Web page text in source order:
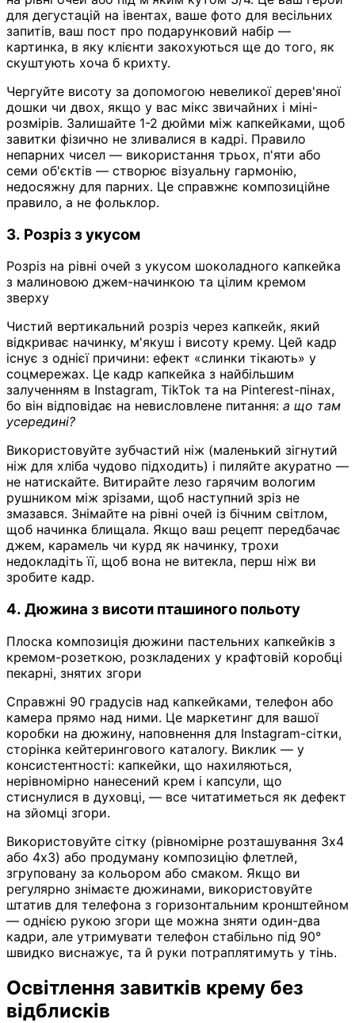
для дегустацій на івентах, ваше фото для весільних
запитів, ваш пост про подарунковий набір —
картинка, в яку клієнти закохуються ще до того, як
скуштують хоча б крихту.
Чергуйте висоту за допомогою невеликої дерев'яної
дошки чи двох, якщо у вас мікс звичайних і міні-
розмірів. Залишайте 1-2 дюйми між капкейками, щоб
завитки фізично не зливалися в кадрі. Правило
непарних чисел — використання трьох, п'яти або
семи об'єктів — створює візуальну гармонію,
недосяжну для парних. Це справжнє композиційне
правило, а не фольклор.
3. Розріз з укусом
Розріз на рівні очей з укусом шоколадного капкейка
з малиновою джем-начинкою та цілим кремом
зверху
Чистий вертикальний розріз через капкейк, який
відкриває начинку, м'якуш і висоту крему. Цей кадр
існує з однієї причини: ефект «слинки тікають» у
соцмережах. Це кадр капкейка з найбільшим
залученням в Instagram, TikTok та на Pinterest-пінах,
бо він відповідає на невисловлене питання: а що там
усередині?
Використовуйте зубчастий ніж (маленький зігнутий
ніж для хліба чудово підходить) і пиляйте акуратно —
не натискайте. Витирайте лезо гарячим вологим
рушником між зрізами, щоб наступний зріз не
змазався. Знімайте на рівні очей із бічним світлом,
щоб начинка блищала. Якщо ваш рецепт передбачає
джем, карамель чи курд як начинку, трохи
недокладіть її, щоб вона не витекла, перш ніж ви
зробите кадр.
4. Дюжина з висоти пташиного польоту
Плоска композиція дюжини пастельних капкейків з
кремом-розеткою, розкладених у крафтовій коробці
пекарні, знятих згори
Справжні 90 градусів над капкейками, телефон або
камера прямо над ними. Це маркетинг для вашої
коробки на дюжину, наповнення для Instagram-сітки,
сторінка кейтерингового каталогу. Виклик — у
консистентності: капкейки, що нахиляються,
нерівномірно нанесений крем і капсули, що
стиснулися в духовці, — все читатиметься як дефект
на зйомці згори.
Використовуйте сітку (рівномірне розташування 3x4
або 4x3) або продуману композицію флетлей,
згруповану за кольором або смаком. Якщо ви
регулярно знімаєте дюжинами, використовуйте
штатив для телефона з горизонтальним кронштейном
— однією рукою згори ще можна зняти один-два
кадри, але утримувати телефон стабільно під 90°
швидко виснажує, та й руки потраплятимуть у тінь.
Освітлення завитків крему без
відблисків